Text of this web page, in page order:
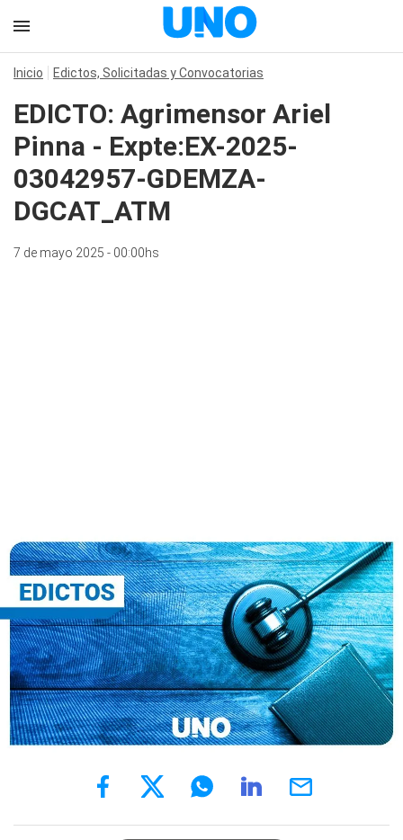
Inicio Edictos, Solicitadas y Convocatorias
EDICTO: Agrimensor Ariel
Pinna - Expte:EX-2025-
03042957-GDEMZA-
DGCAT_ATM
7 de mayo 2025 - 00:00hs